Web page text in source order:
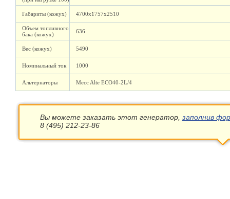
Габариты (кожух) 4700х1757х2510
Объем топливного
бака (кожух)
636
Вес (кожух) 5490
Номинальный ток 1000
Альтернаторы Mecc Alte ECO40-2L/4
Вы можете заказать этот генератор, заполнив
8 (495) 212-23-86